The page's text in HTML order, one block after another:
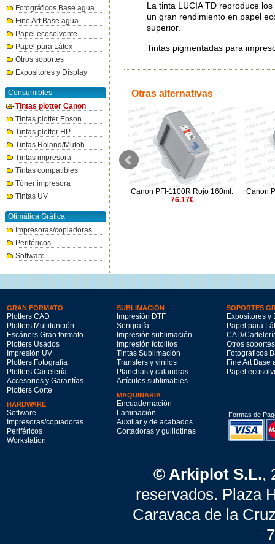
Fotográficos Base agua
Fine Art Base agua
Papel ecosolvente
Papel para Látex
Otros soportes
Expositores y Display
Consumibles
Tintas plotter Canon
Tintas plotter Epson
Tintas plotter HP
Tintas Roland/Mutoh
Tintas impresora
Tintas compatibles
Tóner impresora
Tintas UV
Ofimática Gráfica
Impresoras/copiadoras
Periféricos
Software
La tinta LUCIA TD reproduce
un gran rendimiento en papel
superior.
Tintas pigmentadas para
Otras alternativas
Canon PFI-3700PC photo cian
700ml.
Canon PFI-1100R Rojo 160ml.
76.17€
Canon
GRAN FORMATO
Plotters CAD
Plotters Multifunción
Escáners Gran formato
Plotters Usados
Impresión UV
Plotters Fotografía
Plotters Cartelería
Accesorios y Garantías
Plotters Corte
HARDWARE
Software
Impresoras/copiadoras
Periféricos
Workstation
SUBLIMACIÓN
Impresión DTF
Serigrafía
Impresión sublimación
Impresión fotolitos
Tintas Sublimación
Transfers y vinilos
Planchas y calandras
Artículos sublimables
MAQUINARIA
Encuadernación
Laminación
Auxiliar y de acabados
Cortadoras y guillotinas
SOPORTES
Expositores y
Papel para
CAD/
Otros soportes
Fotográficos
Fine Art Base
Papel
Formas de
© Arkiplot S.L.,
reservados. Plaza
Caravaca de la